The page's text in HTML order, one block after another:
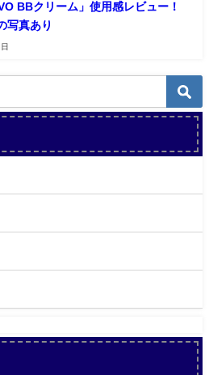
BBクリーム」使用感レビュー！
写真あり